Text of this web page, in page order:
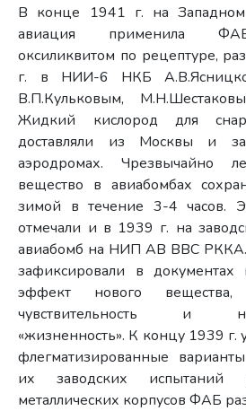
В конце 1941 г. на Западном
авиация применила
оксиликвитом по рецептуре,
г. в НИИ-6 НКБ
В.П.Кульковым,
Жидкий кислород для
доставляли из Москвы и
аэродромах. Чрезвычайно
вещество в авиабомбах
зимой в течение 3-4 часов.
отмечали и в 1939 г. на
авиабомб на НИП АВ ВВС РККА.
зафиксировали в документах
эффект нового
чувствительность и
«жизненность». К концу 1939 г.
флегматизированные
их заводских испытаний
металлических корпусов ФАБ